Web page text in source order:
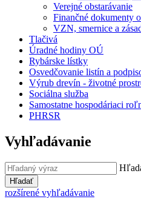
Verejné obstarávanie
Finančné dokumenty
VZN, smernice a
Tlačivá
Úradné hodiny OÚ
Rybárske lístky
Osvedčovanie listín a
Výrub drevín - životné
Sociálna služba
Samostatne hospodáriaci
PHRSR
Vyhľadávanie
Hľadať
rozšírené vyhľadávanie